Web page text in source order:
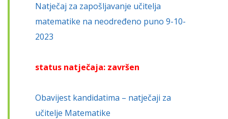
Natječaj za zapošljavanje učitelja
matematike na neodređeno puno 9-10-
2023
status natječaja: završen
Obavijest kandidatima – natječaji za
učitelje Matematike